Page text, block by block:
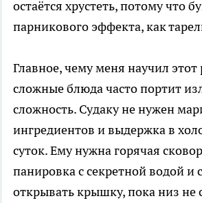
остаётся хрустеть, потому что
парникового эффекта, как
Главное, чему меня научил этот
сложные блюда часто портит
сложность. Судаку не нужен
ингредиентов и выдержка в
суток. Ему нужна горячая
панировка с секретной водой и
открывать крышку, пока низ не